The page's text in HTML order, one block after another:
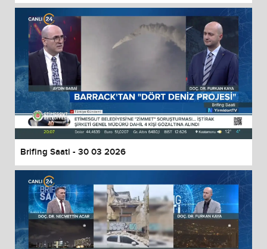
Brifing Saati - 30 03 2026